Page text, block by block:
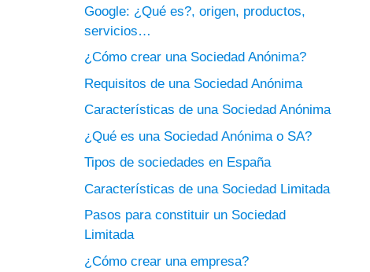
Google: ¿Qué es?, origen, productos,
servicios…
¿Cómo crear una Sociedad Anónima?
Requisitos de una Sociedad Anónima
Características de una Sociedad Anónima
¿Qué es una Sociedad Anónima o SA?
Tipos de sociedades en España
Características de una Sociedad Limitada
Pasos para constituir un Sociedad
Limitada
¿Cómo crear una empresa?